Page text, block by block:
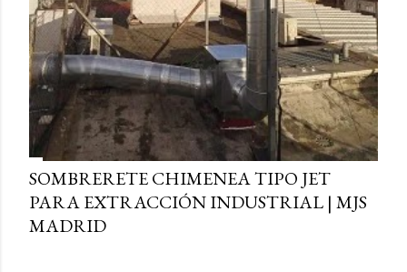
SOMBRERETE CHIMENEA TIPO JET
PARA EXTRACCIÓN INDUSTRIAL | MJS
MADRID